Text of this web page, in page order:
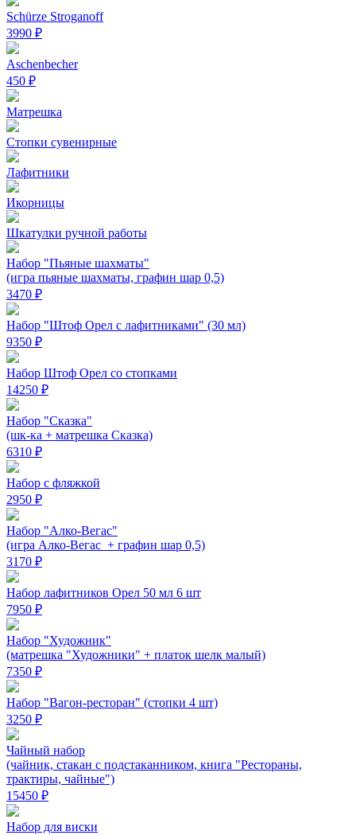
Schürze Stroganoff
3990 ₽
Aschenbecher
450 ₽
Матрешка
Стопки сувенирные
Лафитники
Икорницы
Шкатулки ручной работы
Набор "Пьяные шахматы"
(игра пьяные шахматы, графин шар 0,5)
3470 ₽
Набор "Штоф Орел с лафитниками" (30 мл)
9350 ₽
Набор Штоф Орел со стопками
14250 ₽
Набор "Сказка"
(шк-ка + матрешка Сказка)
6310 ₽
Набор с фляжкой
2950 ₽
Набор "Алко-Вегас"
(игра Алко-Вегас + графин шар 0,5)
3170 ₽
Набор лафитников Орел 50 мл 6 шт
7950 ₽
Набор "Художник"
(матрешка "Художники" + платок шелк малый)
7350 ₽
Набор "Вагон-ресторан" (стопки 4 шт)
3250 ₽
Чайный набор
(чайник, стакан с подстаканником, книга "Рестораны,
трактиры, чайные")
15450 ₽
Набор для виски